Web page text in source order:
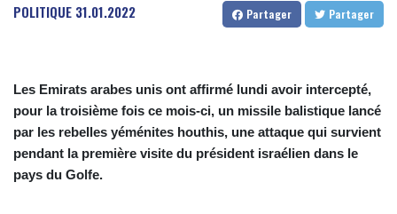
POLITIQUE 31.01.2022 Partager Partager
Les Emirats arabes unis ont affirmé lundi avoir intercepté,
pour la troisième fois ce mois-ci, un missile balistique lancé
par les rebelles yéménites houthis, une attaque qui survient
pendant la première visite du président israélien dans le
pays du Golfe.